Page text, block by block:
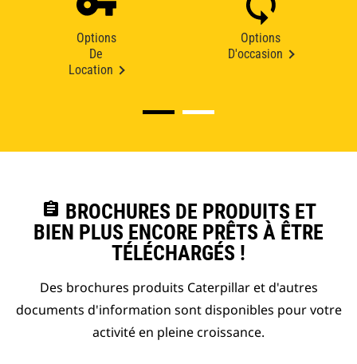
Options
De
Location
Options
D'occasion
assignment BROCHURES DE PRODUITS ET
BIEN PLUS ENCORE PRÊTS À ÊTRE
TÉLÉCHARGÉS !
Des brochures produits Caterpillar et d'autres
documents d'information sont disponibles pour votre
activité en pleine croissance.